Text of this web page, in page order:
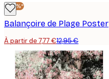
-40%*
Balançoire de Plage Poster
À partir de 7,77 €12,95 €